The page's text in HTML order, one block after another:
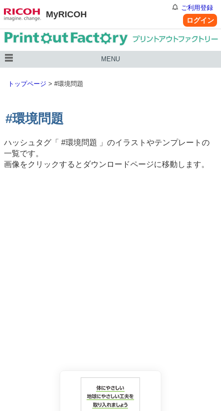
MyRICOH
ご利用登録
ログイン
MENU
トップページ > #環境問題
#環境問題
ハッシュタグ「 #環境問題
」のイラストやテンプレートの
一覧です。
画像をクリックするとダウンロードページに移動します。